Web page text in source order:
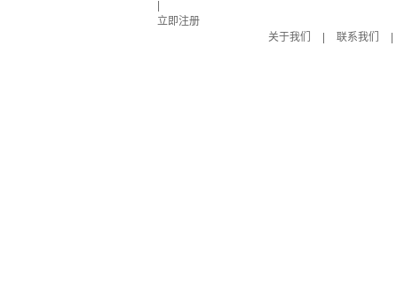
立即注册
关于我们
联系我们